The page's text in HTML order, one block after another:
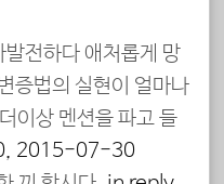
전하다 애처롭게 망
증법의 실현이 얼마나
이상 멘션을 파고 들
2015-07-30